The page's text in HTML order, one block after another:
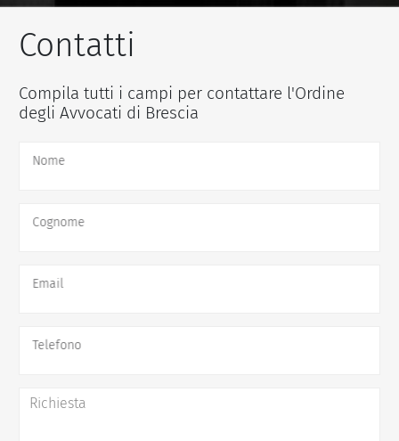
Contatti
Compila tutti i campi per contattare l'Ordine
degli Avvocati di Brescia
Nome
Cognome
Email
Telefono